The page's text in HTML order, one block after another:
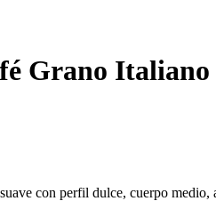
Grano Italiano
con perfil dulce, cuerpo